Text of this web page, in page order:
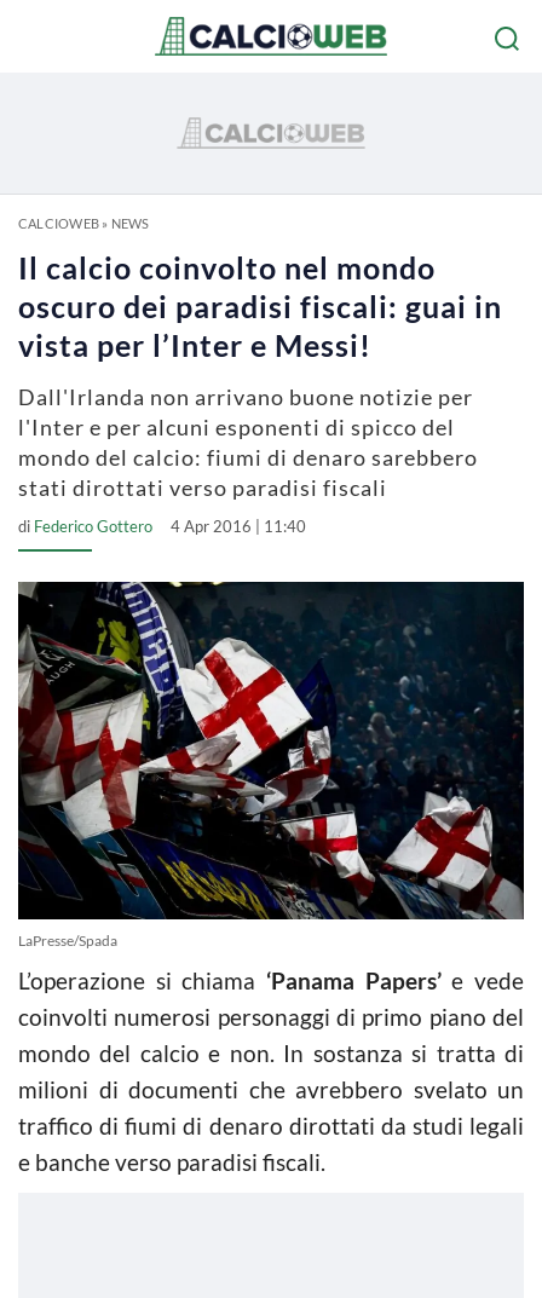
CALCIOWEB» NEWS
Il calcio coinvolto nel mondo
oscuro dei paradisi fiscali: guai in
vista per l’Inter e Messi!
Dall'Irlanda non arrivano buone notizie per
l'Inter e per alcuni esponenti di spicco del
mondo del calcio: fiumi di denaro sarebbero
stati dirottati verso paradisi fiscali
di Federico Gottero 4 Apr 2016 | 11:40
LaPresse/Spada
L’operazione si chiama ‘Panama Papers’e vede
coinvolti numerosi personaggi di primo piano del
mondo del calcio e non. In sostanza si tratta di
milioni di documenti che avrebbero svelato un
traffico di fiumi di denaro dirottati da studi legali
e banche verso paradisi fiscali.